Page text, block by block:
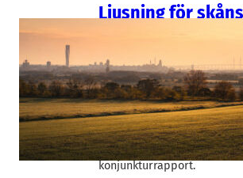
Ljusning för
Øresundsinstituttet,
Björn Ovander
Konjunkturåterhämtningen
fart och arbetslösheten
omsättningstappet för det
näringslivet fortsätter. Det
konjunkturrapport.